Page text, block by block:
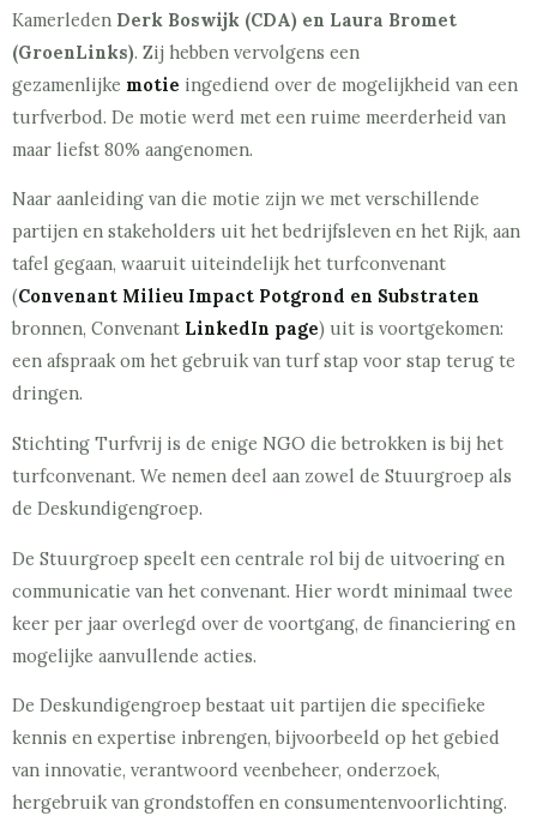
Kamerleden Derk Boswijk (CDA) en Laura Bromet
(GroenLinks). Zij hebben vervolgens een
gezamenlijke motie ingediend over de mogelijkheid van een
turfverbod. De motie werd met een ruime meerderheid van
maar liefst 80% aangenomen.
Naar aanleiding van die motie zijn we met verschillende
partijen en stakeholders uit het bedrijfsleven en het Rijk, aan
tafel gegaan, waaruit uiteindelijk het turfconvenant
(Convenant Milieu Impact Potgrond en Substraten
bronnen, Convenant LinkedIn page) uit is voortgekomen:
een afspraak om het gebruik van turf stap voor stap terug te
dringen.
Stichting Turfvrij is de enige NGO die betrokken is bij het
turfconvenant. We nemen deel aan zowel de Stuurgroep als
de Deskundigengroep.
De Stuurgroep speelt een centrale rol bij de uitvoering en
communicatie van het convenant. Hier wordt minimaal twee
keer per jaar overlegd over de voortgang, de financiering en
mogelijke aanvullende acties.
De Deskundigengroep bestaat uit partijen die specifieke
kennis en expertise inbrengen, bijvoorbeeld op het gebied
van innovatie, verantwoord veenbeheer, onderzoek,
hergebruik van grondstoffen en consumentenvoorlichting.